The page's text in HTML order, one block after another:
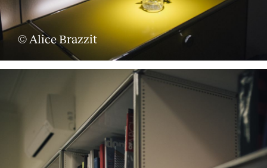
© Alice Brazzit